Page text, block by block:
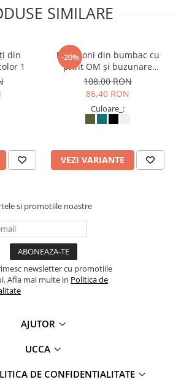
SIMILARE
din
1
-20%
Pantaloni din bumbac cu
print OM și buzunare
frontale - Teal
108,00 RON
86,40 RON
Culoare_:
VEZI VARIANTE
si promotiile noastre
newsletter cu promotiile
Afla mai multe in Politica de
AJUTOR
UCCA
DE CONFIDENTIALITATE